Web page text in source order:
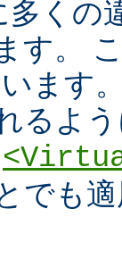
多くの
す。
ます
るよ
でも